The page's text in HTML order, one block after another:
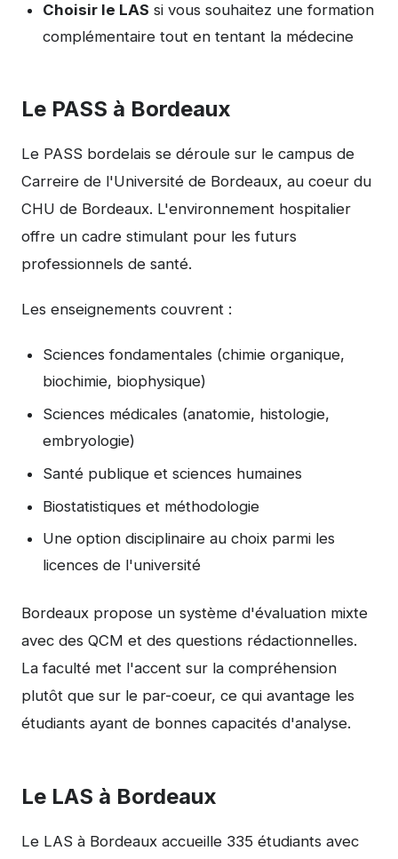
Choisir le LAS si vous souhaitez une formation
complémentaire tout en tentant la médecine
Le PASS à Bordeaux
Le PASS bordelais se déroule sur le campus de
Carreire de l'Université de Bordeaux, au coeur du
CHU de Bordeaux. L'environnement hospitalier
offre un cadre stimulant pour les futurs
professionnels de santé.
Les enseignements couvrent :
Sciences fondamentales (chimie organique,
biochimie, biophysique)
Sciences médicales (anatomie, histologie,
embryologie)
Santé publique et sciences humaines
Biostatistiques et méthodologie
Une option disciplinaire au choix parmi les
licences de l'université
Bordeaux propose un système d'évaluation mixte
avec des QCM et des questions rédactionnelles.
La faculté met l'accent sur la compréhension
plutôt que sur le par-coeur, ce qui avantage les
étudiants ayant de bonnes capacités d'analyse.
Le LAS à Bordeaux
Le LAS à Bordeaux accueille 335 étudiants avec